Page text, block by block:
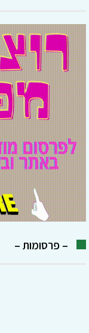
– פרסומות –